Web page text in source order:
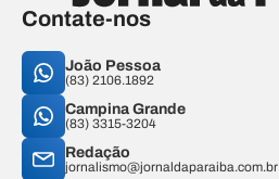
Contate-nos
João Pessoa
(83) 2106.1892
Campina Grande
(83) 3315-3204
Redação
jornalismo@jornaldaparaiba.com.br